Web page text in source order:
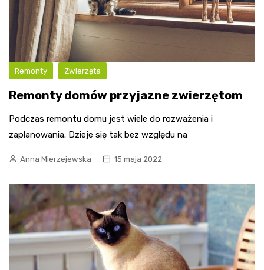
Remonty Zwierzęta
Remonty domów przyjazne zwierzętom
Podczas remontu domu jest wiele do rozważenia i
zaplanowania. Dzieje się tak bez względu na
Anna Mierzejewska 15 maja 2022